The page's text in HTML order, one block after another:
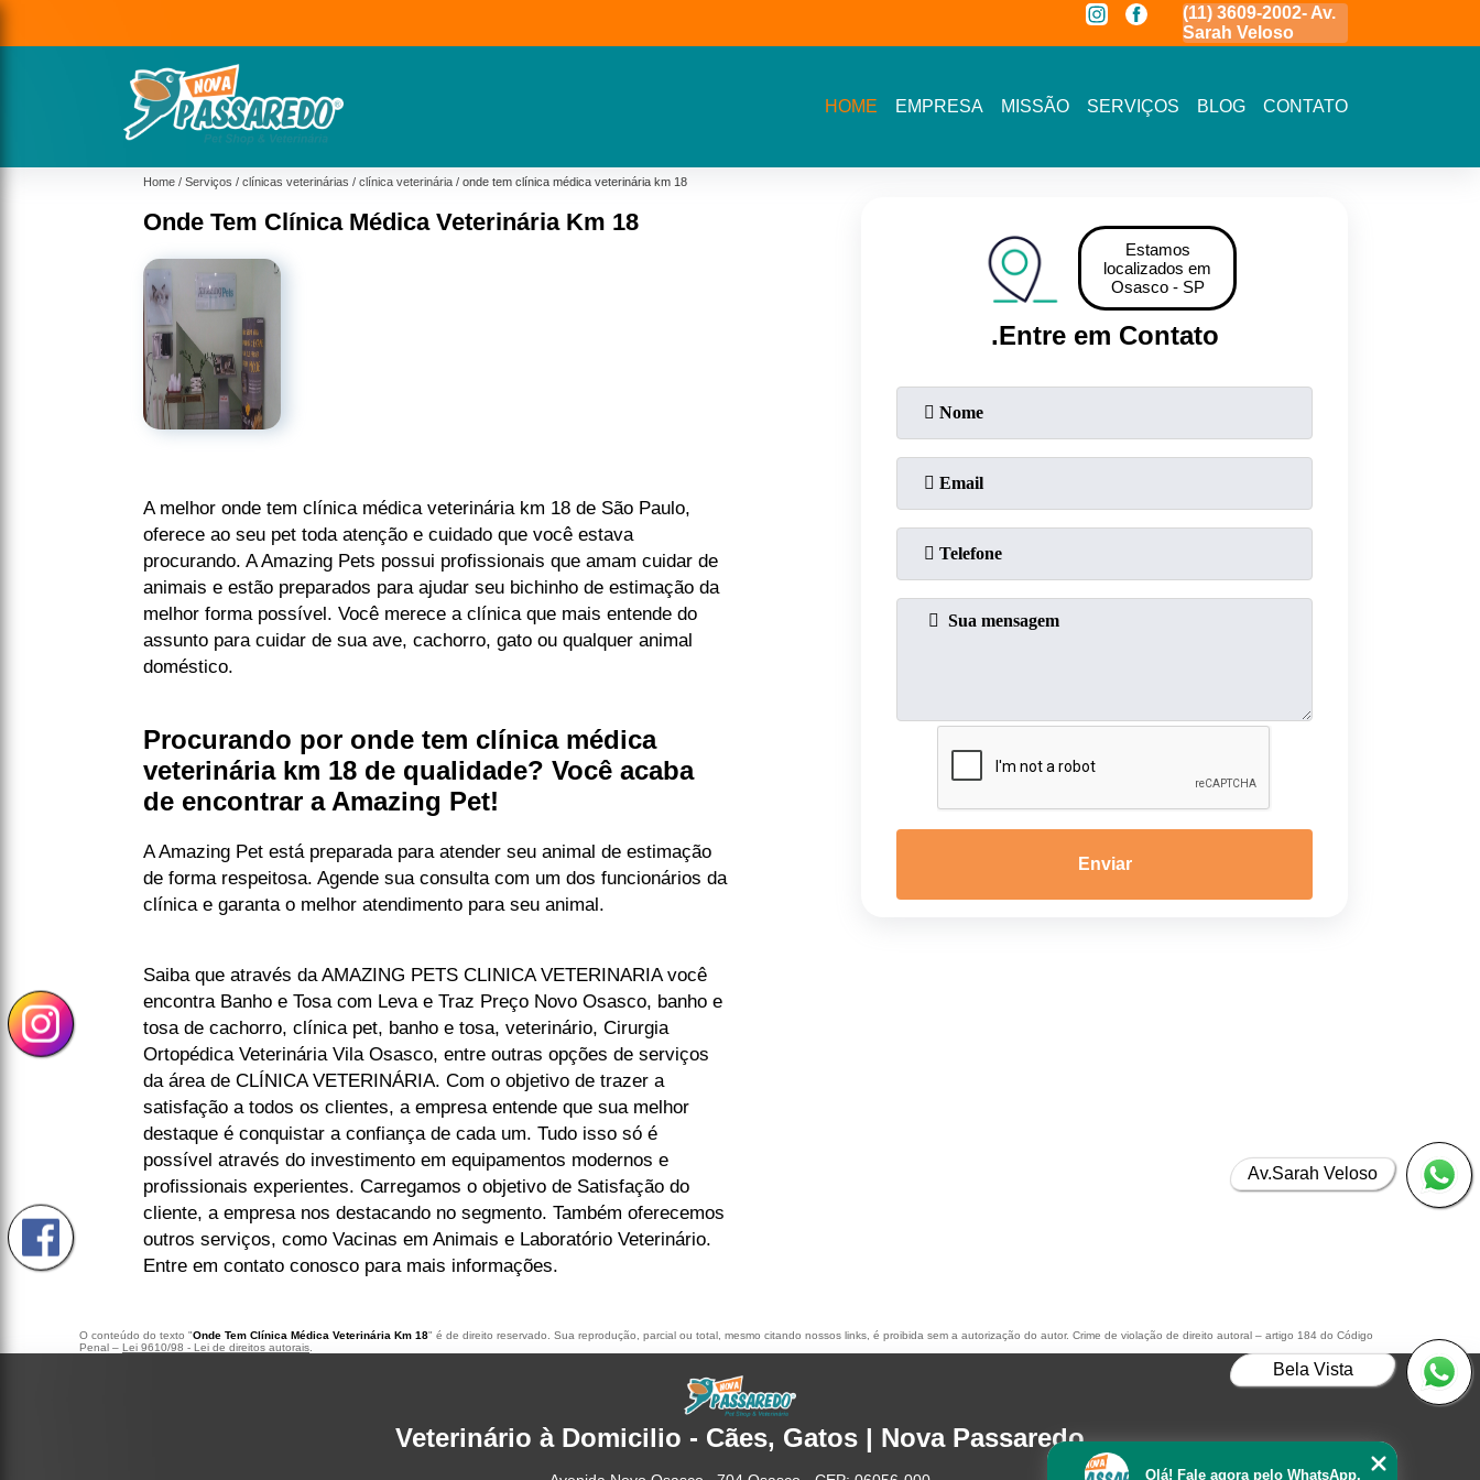
(11) 3591-7778 - Av.
(11) 3609-2002- Av.
Sarah Veloso
HOME EMPRESA MISSÃO SERVIÇOS BLOG CONTATO
Home Serviços clínicas veterinárias clínica veterinária onde tem clínica médica veterinária km 18
Onde Tem Clínica Médica Veterinária Km 18
A melhor onde tem clínica médica veterinária km 18 de São Paulo,
oferece ao seu pet toda atenção e cuidado que você estava
procurando. A Amazing Pets possui profissionais que amam cuidar de
animais e estão preparados para ajudar seu bichinho de estimação da
melhor forma possível. Você merece a clínica que mais entende do
assunto para cuidar de sua ave, cachorro, gato ou qualquer animal
doméstico.
Procurando por onde tem clínica médica
veterinária km 18 de qualidade? Você acaba
de encontrar a Amazing Pet!
A Amazing Pet está preparada para atender seu animal de estimação
de forma respeitosa. Agende sua consulta com um dos funcionários da
clínica e garanta o melhor atendimento para seu animal.
Saiba que através da AMAZING PETS CLINICA VETERINARIA você
encontra Banho e Tosa com Leva e Traz Preço Novo Osasco, banho e
tosa de cachorro, clínica pet, banho e tosa, veterinário, Cirurgia
Ortopédica Veterinária Vila Osasco, entre outras opções de serviços
da área de CLÍNICA VETERINÁRIA. Com o objetivo de trazer a
satisfação a todos os clientes, a empresa entende que sua melhor
destaque é conquistar a confiança de cada um. Tudo isso só é
possível através do investimento em equipamentos modernos e
profissionais experientes. Carregamos o objetivo de Satisfação do
cliente, a empresa nos destacando no segmento. Também oferecemos
outros serviços, como Vacinas em Animais e Laboratório Veterinário.
Entre em contato conosco para mais informações.
.Entre em Contato
Estamos
localizados em
Osasco - SP
Enviar
O conteúdo do texto "Onde Tem Clínica Médica Veterinária Km 18" é de direito reservado. Sua reprodução, parcial ou total, mesmo citando nossos links, é proibida sem a autorização do autor. Crime de violação de direito autoral – artigo 184 do Código
Penal – Lei 9610/98 - Lei de direitos autorais.
Veterinário à Domicilio - Cães, Gatos | Nova Passaredo
Olá! Fale agora pelo WhatsApp.
Av.Sarah Veloso
Bela Vista